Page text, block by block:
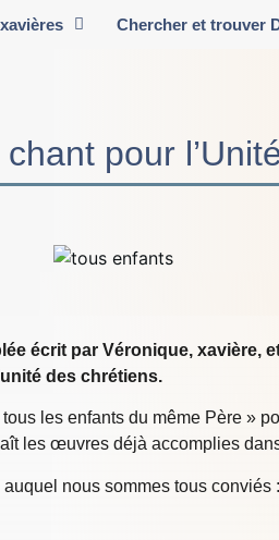
Chercher et trouver
pour
écrit par Véronique, xavière,
des chrétiens.
les enfants du même Père »
les œuvres déjà accomplies
auquel nous sommes tous